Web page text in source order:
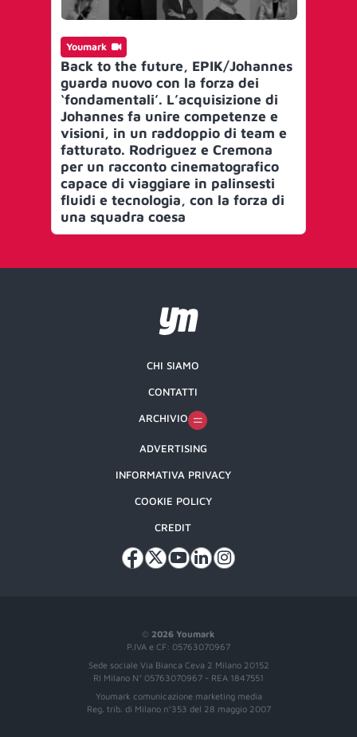
Youmark
Back to the future, EPIK/Johannes
guarda nuovo con la forza dei
‘fondamentali’. L’acquisizione di
Johannes fa unire competenze e
visioni, in un raddoppio di team e
fatturato. Rodriguez e Cremona
per un racconto cinematografico
capace di viaggiare in palinsesti
fluidi e tecnologia, con la forza di
una squadra coesa
© 2026 Youmark
P.IVA e CF: 05763070967
Sede sociale Via Bianca Ceva 2 Milano 20152
RI Milano N° 05763070967 - REA 1847551
Youmark comunicazione marketing media
Reg. trib. di Milano n°353 del 28 maggio 2007
CHI SIAMO
CONTATTI
ARCHIVIO
ADVERTISING
INFORMATIVA PRIVACY
COOKIE POLICY
CREDIT